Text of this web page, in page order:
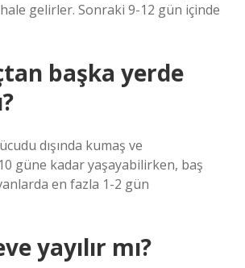
gelirler. Sonraki 9-12 gün içinde
başka yerde
dışında kumaş ve
güne kadar yaşayabilirken, baş
en fazla 1-2 gün
yayılır mı?